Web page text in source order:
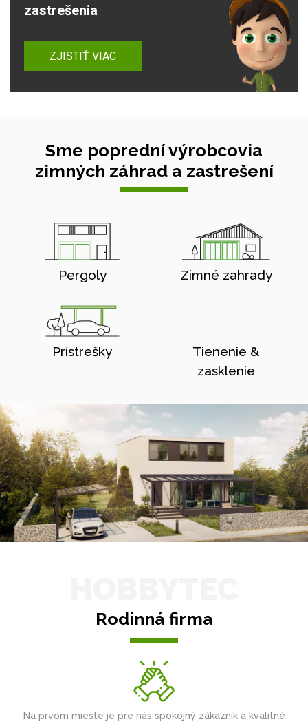
zastrešenia
ZJISTIŤ VIAC
Sme poprední výrobcovia
zimných záhrad a zastrešení
Pergoly Zimné zahrady
Prístrešky
Tienenie &
zasklenie
Rodinná firma
Na prvom mieste je pre nás spokojný zákazník a kvalitné